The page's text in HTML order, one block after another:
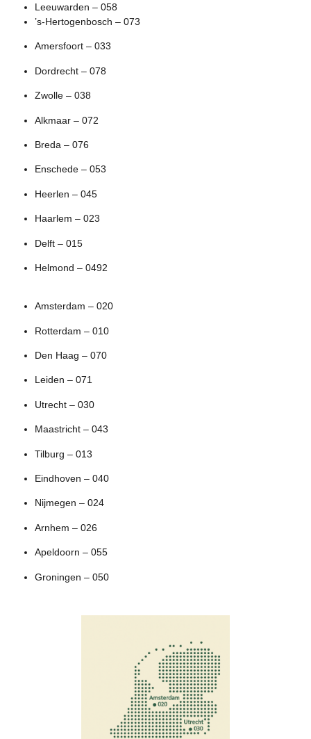
Leeuwarden – 058
’s-Hertogenbosch – 073
Amersfoort – 033
Dordrecht – 078
Zwolle – 038
Alkmaar – 072
Breda – 076
Enschede – 053
Heerlen – 045
Haarlem – 023
Delft – 015
Helmond – 0492
Amsterdam – 020
Rotterdam – 010
Den Haag – 070
Leiden – 071
Utrecht – 030
Maastricht – 043
Tilburg – 013
Eindhoven – 040
Nijmegen – 024
Arnhem – 026
Apeldoorn – 055
Groningen – 050